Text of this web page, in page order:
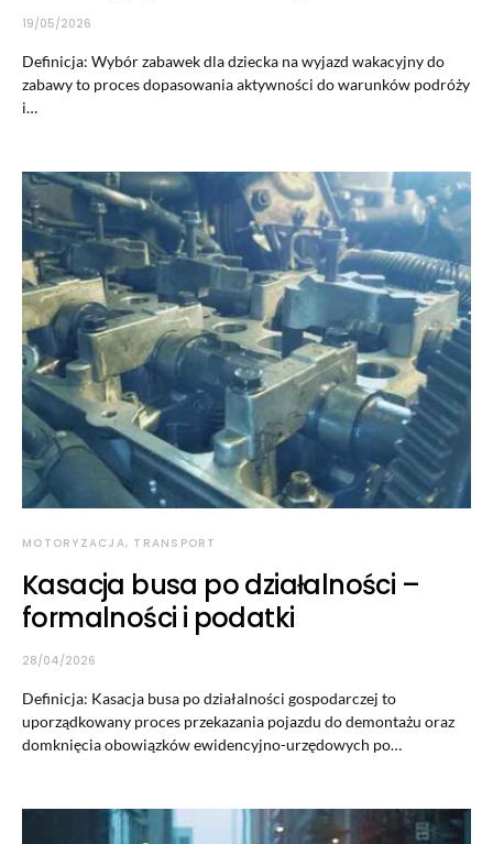
19/05/2026
Definicja: Wybór zabawek dla dziecka na wyjazd wakacyjny do
zabawy to proces dopasowania aktywności do warunków podróży
i…
MOTORYZACJA, TRANSPORT
Kasacja busa po działalności –
formalności i podatki
28/04/2026
Definicja: Kasacja busa po działalności gospodarczej to
uporządkowany proces przekazania pojazdu do demontażu oraz
domknięcia obowiązków ewidencyjno-urzędowych po…